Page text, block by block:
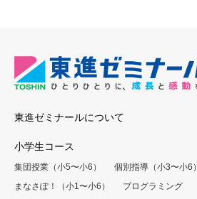
東進ゼミナールについて
小学生コース
集団授業（小5〜小6）
個別指導（小3〜小6）
まなさぽ！（小1〜小6）
プログラミング